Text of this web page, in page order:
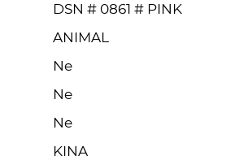
DSN # 0861 # PINK
ANIMAL
Ne
Ne
Ne
KINA